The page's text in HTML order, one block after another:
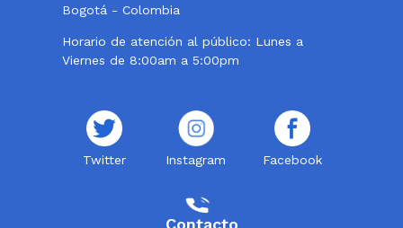
Bogotá - Colombia
Horario de atención al público: Lunes a
Viernes de 8:00am a 5:00pm
Twitter Instagram Facebook